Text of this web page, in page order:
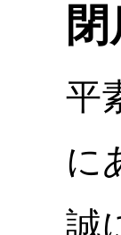
平
に
誠